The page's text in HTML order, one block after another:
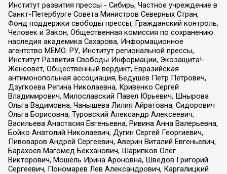
Институт развития прессы - Сибирь, Частное учреждение в
Санкт-Петербурге Совета Министров Северных Стран,
Фонд поддержки свободы прессы, Гражданский контроль,
Человек и Закон, Общественная комиссия по сохранению
наследия академика Сахарова, Информационное
агентство МЕМО. РУ, Институт региональной прессы,
Институт Развития Свободы Информации, Экозащита!-
Женсовет, Общественный вердикт, Евразийская
антимонопольная ассоциация, Бедушев Петр Петрович,
Дзугкоева Регина Николаевна, Кривенко Сергей
Владимирович, Милославский Павел Юрьевич, Шнырова
Ольга Вадимовна, Чанышева Лилия Айратовна, Сидорович
Ольга Борисовна, Туровский Александр Алексеевич,
Васильева Анастасия Евгеньевна, Ривина Анна Валерьевна,
Бойко Анатолий Николаевич, Дугин Сергей Георгиевич,
Пивоваров Андрей Сергеевич, Аверин Виталий Евгеньевич,
Барахоев Магомед Бекханович, Шарипков Олег
Викторович, Мошель Ирина Ароновна, Шведов Григорий
Сергеевич, Пономарев Лев Александрович, Каргалицкий